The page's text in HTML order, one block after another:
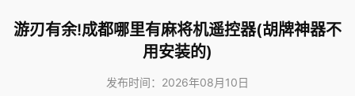
游刃有余!成都哪里有麻将机遥控器(胡牌神器不
用安装的)
发布时间：2026年08月10日